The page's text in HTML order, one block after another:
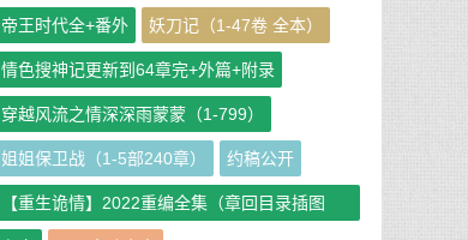
帝王时代全+番外 妖刀记（1-47卷 全本）
情色搜神记更新到64章完+外篇+附录
穿越风流之情深深雨蒙蒙（1-799）
姐姐保卫战（1-5部240章） 约稿公开
【重生诡情】2022重编全集（章回目录插图